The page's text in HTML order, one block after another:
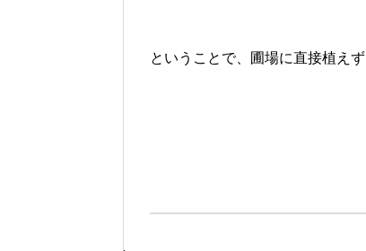
ということで、圃場に直接植え